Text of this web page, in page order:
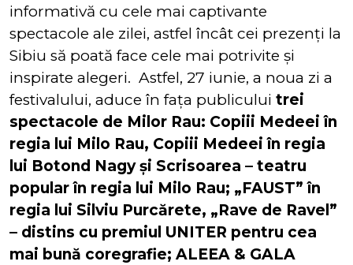
informativă cu cele mai captivante
spectacole ale zilei, astfel încât cei prezenți la
Sibiu să poată face cele mai potrivite și
inspirate alegeri. Astfel, 27 iunie, a noua zi a
festivalului, aduce în fața publicului trei
spectacole de Milor Rau: Copiii Medeei în
regia lui Milo Rau, Copiii Medeei în regia
lui Botond Nagy și Scrisoarea – teatru
popular în regia lui Milo Rau; „FAUST” în
regia lui Silviu Purcărete, „Rave de Ravel”
– distins cu premiul UNITER pentru cea
mai bună coregrafie; ALEEA & GALA